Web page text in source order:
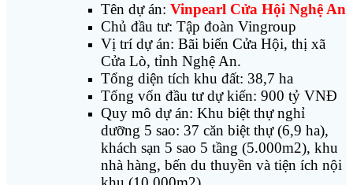
Tên dự án: Vinpearl Cửa Hội Nghệ An
Chủ đầu tư: Tập đoàn Vingroup
Vị trí dự án: Bãi biển Cửa Hội, thị xã
Cửa Lò, tỉnh Nghệ An.
Tổng diện tích khu đất: 38,7 ha
Tổng vốn đầu tư dự kiến: 900 tỷ VNĐ
Quy mô dự án: Khu biệt thự nghỉ
dưỡng 5 sao: 37 căn biệt thự (6,9 ha),
khách sạn 5 sao 5 tầng (5.000m2), khu
nhà hàng, bến du thuyền và tiện ích nội